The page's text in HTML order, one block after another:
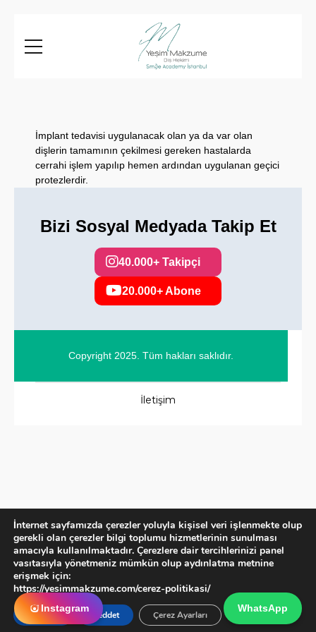
WhatsApp
Instagram
İmplant tedavisi uygulanacak olan ya da var olan
dişlerin tamamının çekilmesi gereken hastalarda
cerrahi işlem yapılıp hemen ardından uygulanan geçici
protezlerdir.
Bizi Sosyal Medyada Takip Et
40.000+ Takipçi
20.000+ Abone
Copyright 2025. Tüm hakları saklıdır.
İletişim
İnternet sayfamızda çerezler yoluyla kişisel veri işlenmekte olup
gerekli olan çerezler bilgi toplumu hizmetlerinin sunulması
amacıyla kullanılmaktadır. Çerezlere dair tercihlerinizi panel
vasıtasıyla yönetmeniz mümkün olup aydınlatma metnine
erişmek için:
https://yesimmakzume.com/cerez-politikasi/
Kabul et Reddet Çerez Ayarları